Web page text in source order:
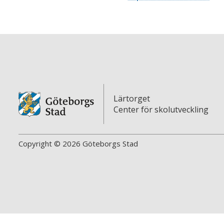
Lärtorget
Center för skolutveckling
Copyright © 2026 Göteborgs Stad